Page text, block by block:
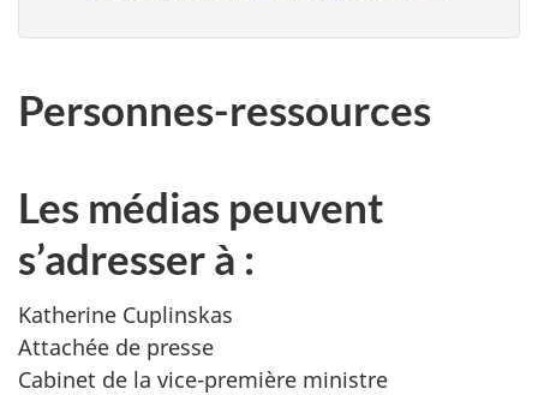
Personnes-ressources
Les médias peuvent
s’adresser à :
Katherine Cuplinskas
Attachée de presse
Cabinet de la vice-première ministre